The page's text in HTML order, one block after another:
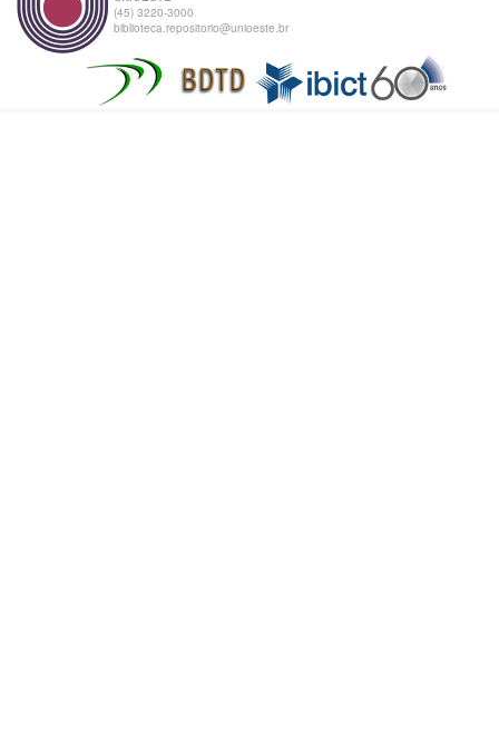
(45) 3220-3000
biblioteca.repositorio@unioeste.br